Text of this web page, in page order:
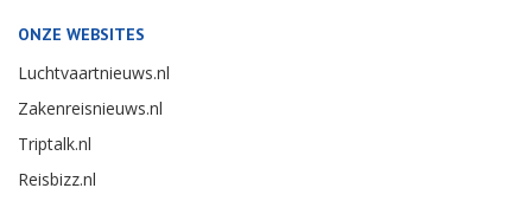
ONZE WEBSITES
Luchtvaartnieuws.nl
Zakenreisnieuws.nl
Triptalk.nl
Reisbizz.nl